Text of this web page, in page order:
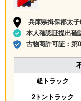
兵庫県揖保郡太子
本人確認証提出確
古物商許可証：第
軽トラック
2トントラック